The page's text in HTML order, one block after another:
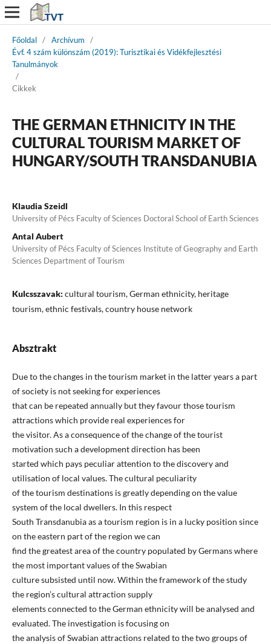
Főoldal / Archívum
/
Évf. 4 szám különszám (2019): Turisztikai és Vidékfejlesztési
Tanulmányok
/
Cikkek
THE GERMAN ETHNICITY IN THE
CULTURAL TOURISM MARKET OF
HUNGARY/SOUTH TRANSDANUBIA
Klaudia Szeidl
University of Pécs Faculty of Sciences Doctoral School of Earth Sciences
Antal Aubert
University of Pécs Faculty of Sciences Institute of Geography and Earth
Sciences Department of Tourism
Kulcsszavak: cultural tourism, German ethnicity, heritage
tourism, ethnic festivals, country house network
Absztrakt
Due to the changes in the tourism market in the latter years a part
of society is not seeking for experiences
that can be repeated annually but they favour those tourism
attractions which provide real experiences for
the visitor. As a consequence of the change of the tourist
motivation such a development direction has been
started which pays peculiar attention to the discovery and
utilisation of local values. The cultural peculiarity
of the tourism destinations is greatly depending on the value
system of the local dwellers. In this respect
South Transdanubia as a tourism region is in a lucky position since
on the eastern part of the region we can
find the greatest area of the country populated by Germans where
the most important values of the Swabian
culture subsisted until now. Within the framework of the study
the region’s cultural attraction supply
elements connected to the German ethnicity will be analysed and
evaluated. The investigation is focusing on
the analysis of Swabian attractions related to the two groups of